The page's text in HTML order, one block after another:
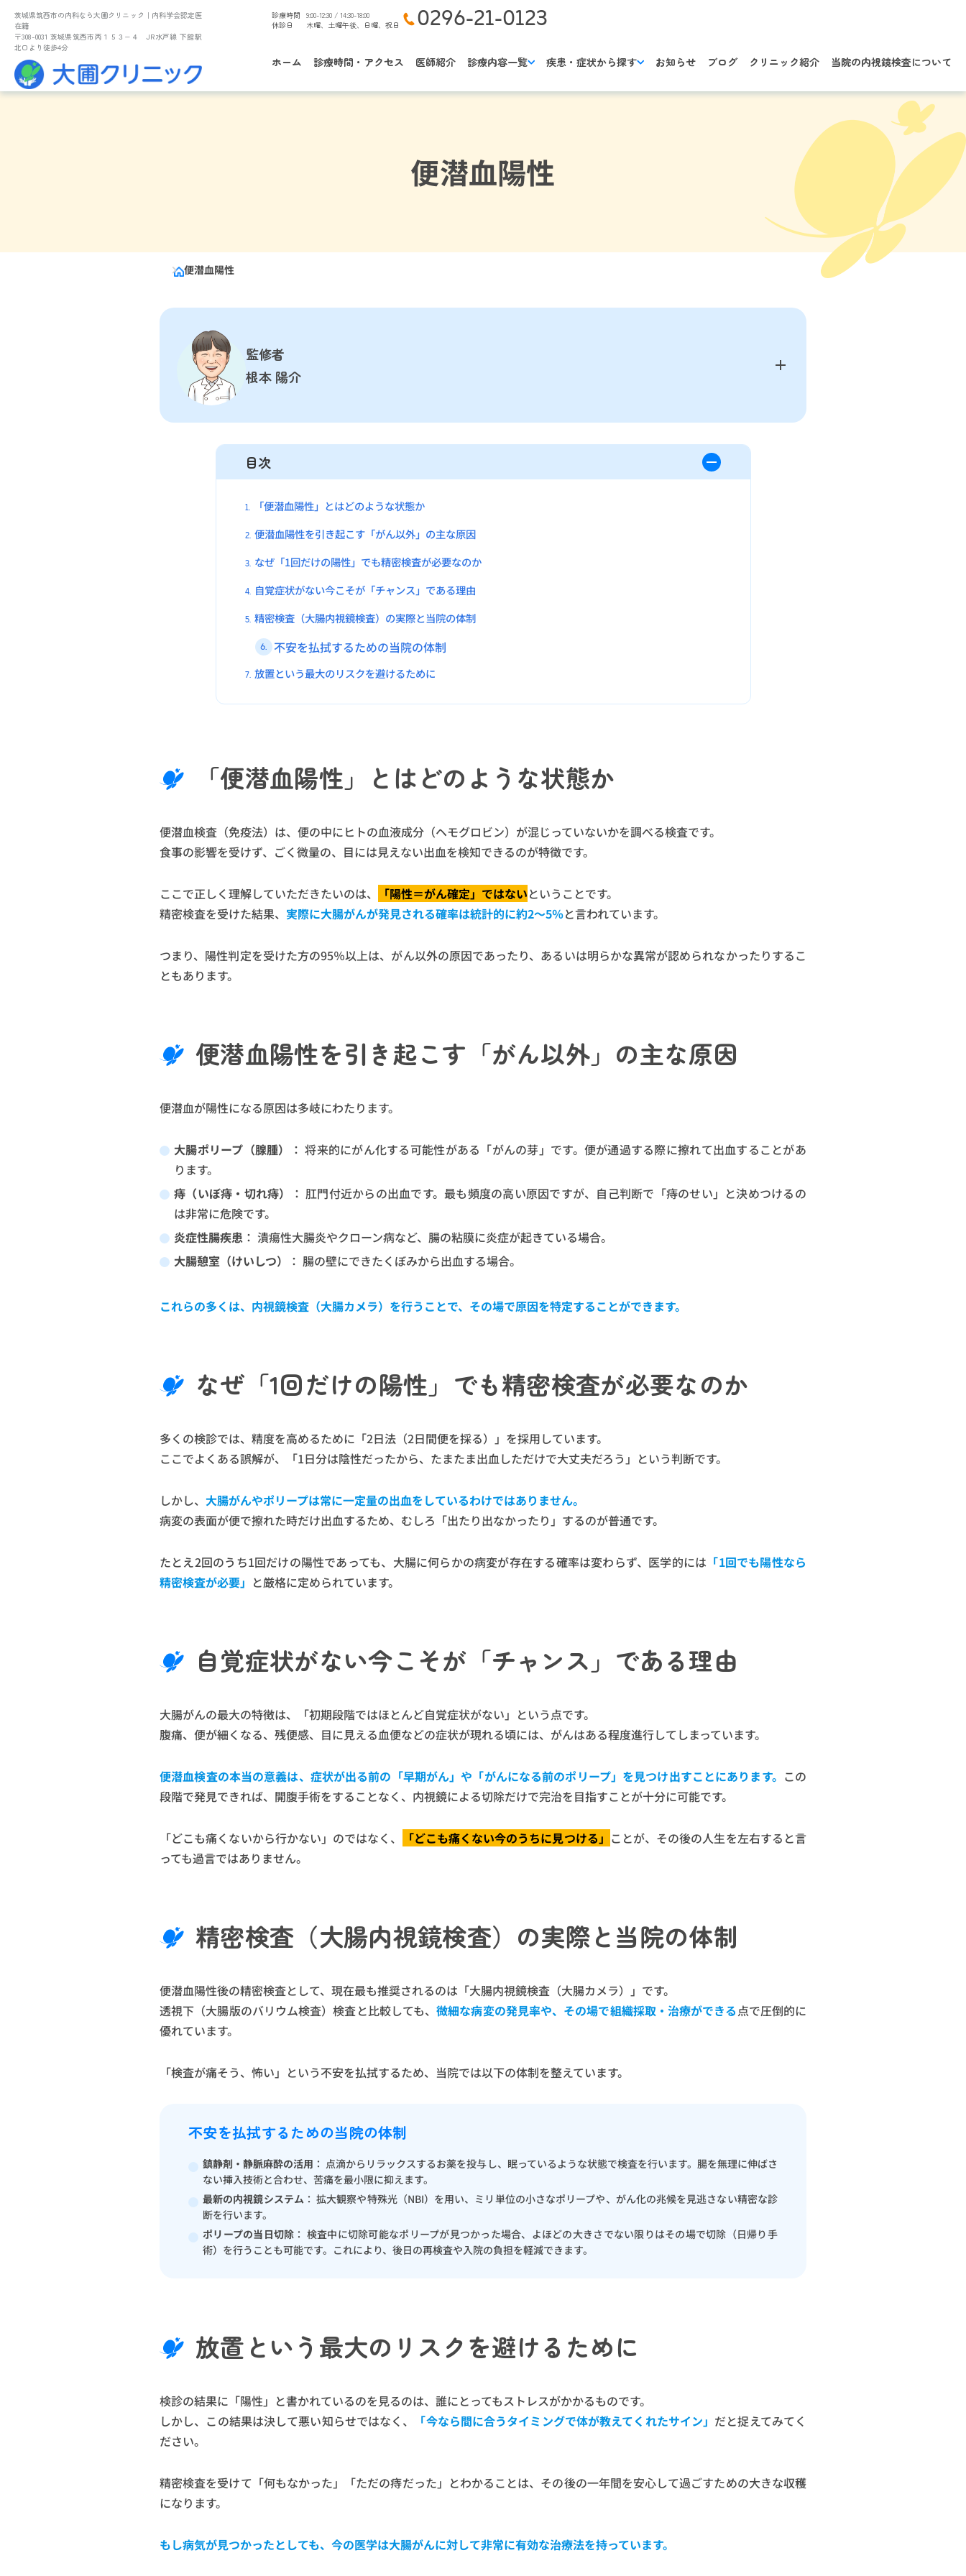
茨城県筑西市の内科なら大圃クリニック ｜内科学会認定医
在籍
〒308-0031 茨城県筑西市丙１５３−４ JR水戸線 下館駅
北口より徒歩4分
診療時間 9:00-12:30 / 14:30-18:00
休診日
木曜、土曜午後、日曜、祝日 0296-21-0123
ホーム 診療時間・アクセス 医師紹介 診療内容一覧 疾患・症状から探す お知らせ ブログ クリニック紹介 当院の内視鏡検査について
便潜血陽性
便潜血陽性
監修者
根本 陽介
目次
1. 「便潜血陽性」とはどのような状態か
2. 便潜血陽性を引き起こす「がん以外」の主な原因
3. なぜ「1回だけの陽性」でも精密検査が必要なのか
4. 自覚症状がない今こそが「チャンス」である理由
5. 精密検査（大腸内視鏡検査）の実際と当院の体制
6. 不安を払拭するための当院の体制
7. 放置という最大のリスクを避けるために
「便潜血陽性」とはどのような状態か
便潜血検査（免疫法）は、便の中にヒトの血液成分（ヘモグロビン）が混じっていないかを調べる検査です。
食事の影響を受けず、ごく微量の、目には見えない出血を検知できるのが特徴です。
ここで正しく理解していただきたいのは、 「陽性＝がん確定」ではないということです。
精密検査を受けた結果、 実際に大腸がんが発見される確率は統計的に約2〜5％と言われています。
つまり、陽性判定を受けた方の95％以上は、がん以外の原因であったり、あるいは明らかな異常が認められなかったりするこ
ともあります。
便潜血陽性を引き起こす「がん以外」の主な原因
便潜血が陽性になる原因は多岐にわたります。
大腸ポリープ（腺腫）
： 将来的にがん化する可能性がある「がんの芽」です。便が通過する際に擦れて出血することがあ
ります。
痔（いぼ痔・切れ痔）
： 肛門付近からの出血です。最も頻度の高い原因ですが、自己判断で「痔のせい」と決めつけるの
は非常に危険です。
炎症性腸疾患 ： 潰瘍性大腸炎やクローン病など、腸の粘膜に炎症が起きている場合。
大腸憩室（けいしつ）
： 腸の壁にできたくぼみから出血する場合。
これらの多くは、内視鏡検査（大腸カメラ）を行うことで、その場で原因を特定することができます。
なぜ「1回だけの陽性」でも精密検査が必要なのか
多くの検診では、精度を高めるために「2日法（2日間便を採る）」を採用しています。
ここでよくある誤解が、「1日分は陰性だったから、たまたま出血しただけで大丈夫だろう」という判断です。
しかし、 大腸がんやポリープは常に一定量の出血をしているわけではありません。
病変の表面が便で擦れた時だけ出血するため、むしろ「出たり出なかったり」するのが普通です。
たとえ2回のうち1回だけの陽性であっても、大腸に何らかの病変が存在する確率は変わらず、医学的には 「1回でも陽性なら
精密検査が必要」 と厳格に定められています。
自覚症状がない今こそが「チャンス」である理由
大腸がんの最大の特徴は、「初期段階ではほとんど自覚症状がない」という点です。
腹痛、便が細くなる、残便感、目に見える血便などの症状が現れる頃には、がんはある程度進行してしまっています。
便潜血検査の本当の意義は、症状が出る前の「早期がん」や「がんになる前のポリープ」を見つけ出すことにあります。 この
段階で発見できれば、開腹手術をすることなく、内視鏡による切除だけで完治を目指すことが十分に可能です。
「どこも痛くないから行かない」のではなく、 「どこも痛くない今のうちに見つける」 ことが、その後の人生を左右すると言
っても過言ではありません。
精密検査（大腸内視鏡検査）の実際と当院の体制
便潜血陽性後の精密検査として、現在最も推奨されるのは「大腸内視鏡検査（大腸カメラ）」です。
透視下（大腸版のバリウム検査）検査と比較しても、微細な病変の発見率や、その場で組織採取・治療ができる点で圧倒的に
優れています。
「検査が痛そう、怖い」という不安を払拭するため、当院では以下の体制を整えています。
不安を払拭するための当院の体制
鎮静剤・静脈麻酔の活用 ： 点滴からリラックスするお薬を投与し、眠っているような状態で検査を行います。腸を無理に伸ばさ
ない挿入技術と合わせ、苦痛を最小限に抑えます。
最新の内視鏡システム ： 拡大観察や特殊光（NBI）を用い、ミリ単位の小さなポリープや、がん化の兆候を見逃さない精密な診
断を行います。
ポリープの当日切除 ： 検査中に切除可能なポリープが見つかった場合、よほどの大きさでない限りはその場で切除（日帰り手
術）を行うことも可能です。これにより、後日の再検査や入院の負担を軽減できます。
放置という最大のリスクを避けるために
検診の結果に「陽性」と書かれているのを見るのは、誰にとってもストレスがかかるものです。
しかし、この結果は決して悪い知らせではなく、
「今なら間に合うタイミングで体が教えてくれたサイン」 だと捉えてみてく
ださい。
精密検査を受けて「何もなかった」「ただの痔だった」とわかることは、その後の一年間を安心して過ごすための大きな収穫
になります。
もし病気が見つかったとしても、今の医学は大腸がんに対して非常に有効な治療法を持っています。